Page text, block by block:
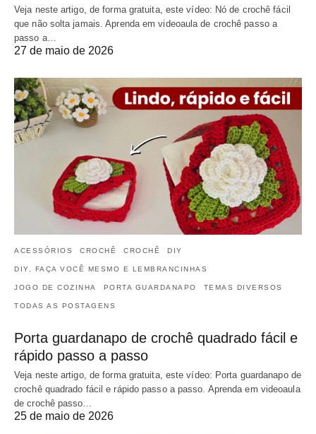
Veja neste artigo, de forma gratuita, este vídeo: Nó de crochê fácil
que não solta jamais. Aprenda em videoaula de crochê passo a
passo a…
27 de maio de 2026
ACESSÓRIOS CROCHÊ CROCHÊ DIY
DIY, FAÇA VOCÊ MESMO E LEMBRANCINHAS
JOGO DE COZINHA PORTA GUARDANAPO TEMAS DIVERSOS
TODAS AS POSTAGENS
Porta guardanapo de crochê quadrado fácil e
rápido passo a passo
Veja neste artigo, de forma gratuita, este vídeo: Porta guardanapo de
crochê quadrado fácil e rápido passo a passo. Aprenda em videoaula
de crochê passo…
25 de maio de 2026